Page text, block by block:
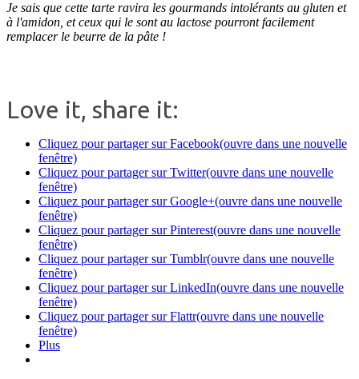
Je sais que cette tarte ravira les gourmands intolérants au gluten et
à l'amidon, et ceux qui le sont au lactose pourront facilement
remplacer le beurre de la pâte !
Love it, share it:
Cliquez pour partager sur Facebook(ouvre dans une nouvelle
fenêtre)
Cliquez pour partager sur Twitter(ouvre dans une nouvelle
fenêtre)
Cliquez pour partager sur Google+(ouvre dans une nouvelle
fenêtre)
Cliquez pour partager sur Pinterest(ouvre dans une nouvelle
fenêtre)
Cliquez pour partager sur Tumblr(ouvre dans une nouvelle
fenêtre)
Cliquez pour partager sur LinkedIn(ouvre dans une nouvelle
fenêtre)
Cliquez pour partager sur Flattr(ouvre dans une nouvelle
fenêtre)
Plus